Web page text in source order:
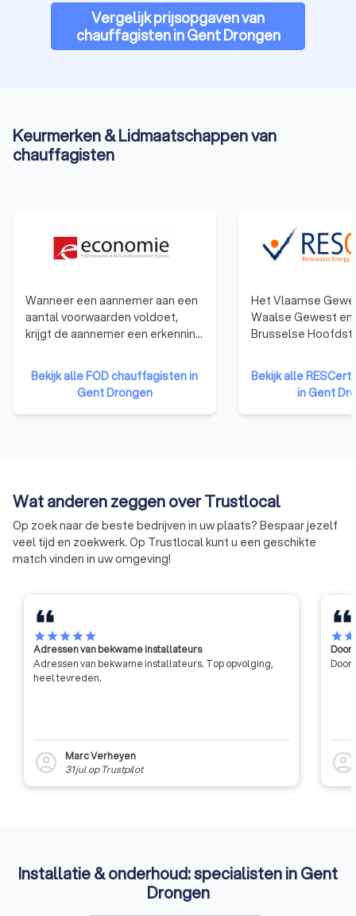
Vergelijk prijsopgaven van
chauffagisten in Gent Drongen
Keurmerken & Lidmaatschappen van
chauffagisten
Wanneer een aannemer aan een
aantal voorwaarden voldoet,
krijgt de aannemer een erkenning
minister op advies van de
federale erkenningscommissie.
De erkenning geeft aan de
aanbestedende overheden het
kwaliteitslabel.
Bekijk alle FOD chauffagisten in
Gent Drongen
Het Vlaamse
Waalse Gewest
Brusselse
opgezet dat
opleiden en de
betrouwbare en
installateurs. Het certificaat van
afgelegd.
Bekijk alle
in Gent
Wat anderen zeggen over Trustlocal
Op zoek naar de beste bedrijven in uw plaats? Bespaar jezelf
veel tijd en zoekwerk. Op Trustlocal kunt u een geschikte
match vinden in uw omgeving!
starstarstarstarstar
Adressen van bekwame installateurs
Adressen van bekwame installateurs. Top opvolging,
heel tevreden.
account_circle
Marc Verheyen
31 julop Trustpilot
starstar
Door
Door
account_circle
Installatie & onderhoud: specialisten in Gent
Drongen